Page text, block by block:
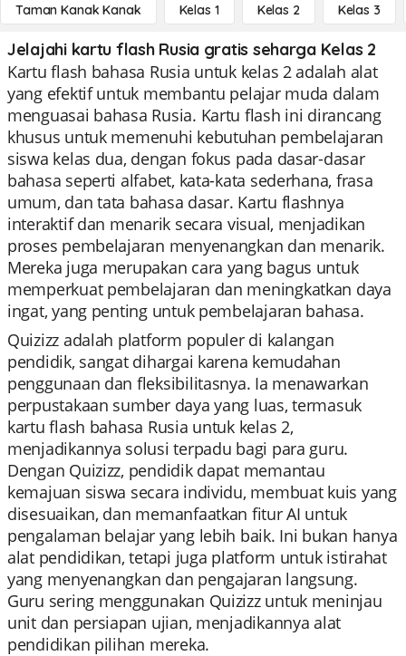
Taman Kanak Kanak Kelas 1 Kelas 2 Kelas 3
Jelajahi kartu flash Rusia gratis seharga Kelas 2
Kartu flash bahasa Rusia untuk kelas 2 adalah alat
yang efektif untuk membantu pelajar muda dalam
menguasai bahasa Rusia. Kartu flash ini dirancang
khusus untuk memenuhi kebutuhan pembelajaran
siswa kelas dua, dengan fokus pada dasar-dasar
bahasa seperti alfabet, kata-kata sederhana, frasa
umum, dan tata bahasa dasar. Kartu flashnya
interaktif dan menarik secara visual, menjadikan
proses pembelajaran menyenangkan dan menarik.
Mereka juga merupakan cara yang bagus untuk
memperkuat pembelajaran dan meningkatkan daya
ingat, yang penting untuk pembelajaran bahasa.
Quizizz adalah platform populer di kalangan
pendidik, sangat dihargai karena kemudahan
penggunaan dan fleksibilitasnya. Ia menawarkan
perpustakaan sumber daya yang luas, termasuk
kartu flash bahasa Rusia untuk kelas 2,
menjadikannya solusi terpadu bagi para guru.
Dengan Quizizz, pendidik dapat memantau
kemajuan siswa secara individu, membuat kuis yang
disesuaikan, dan memanfaatkan fitur AI untuk
pengalaman belajar yang lebih baik. Ini bukan hanya
alat pendidikan, tetapi juga platform untuk istirahat
yang menyenangkan dan pengajaran langsung.
Guru sering menggunakan Quizizz untuk meninjau
unit dan persiapan ujian, menjadikannya alat
pendidikan pilihan mereka.